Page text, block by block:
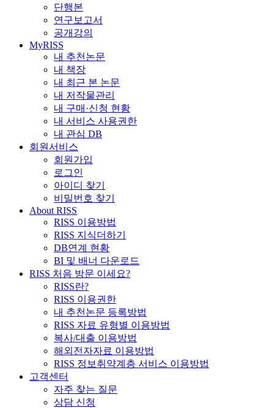
단행본
연구보고서
공개강의
MyRISS
내 추천논문
내 책장
내 최근 본 논문
내 저작물관리
내 구매·신청 현황
내 서비스 사용권한
내 관심 DB
회원서비스
회원가입
로그인
아이디 찾기
비밀번호 찾기
About RISS
RISS 이용방법
RISS 지식더하기
DB연계 현황
BI 및 배너 다운로드
RISS 처음 방문 이세요?
RISS란?
RISS 이용권한
내 추천논문 등록방법
RISS 자료 유형별 이용방법
복사/대출 이용방법
해외전자자료 이용방법
RISS 정보취약계층 서비스 이용방법
고객센터
자주 찾는 질문
상담 신청